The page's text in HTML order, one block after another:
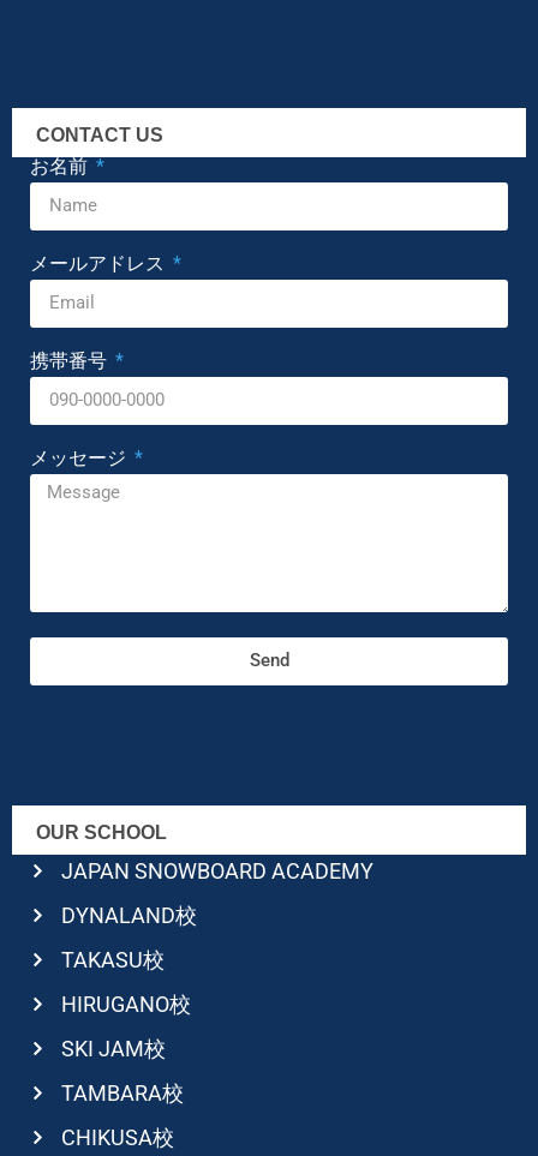
CONTACT US
お名前
メールアドレス
携帯番号
メッセージ
Send
OUR SCHOOL
JAPAN SNOWBOARD ACADEMY
DYNALAND校
TAKASU校
HIRUGANO校
SKI JAM校
TAMBARA校
CHIKUSA校